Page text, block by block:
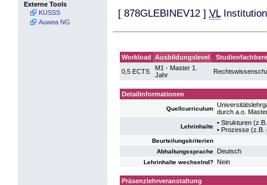
Externe Tools
KUSSS
Auwea NG
[ 878GLEBINEV12 ] VL
Workload Ausbildungslevel
0,5 ECTS
M1 - Master 1.
Jahr
Detailinformationen
Quellcurriculum durch a.o.
Lehrinhalte
• Strukturen
• Prozesse (z.B.
Beurteilungskriterien
Abhaltungssprache
Deutsch
Lehrinhalte wechselnd? Nein
Präsenzlehrveranstaltung